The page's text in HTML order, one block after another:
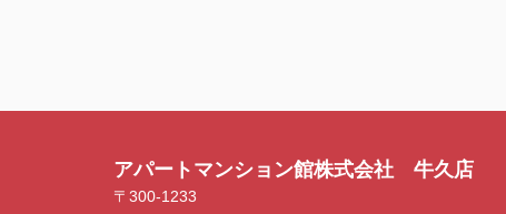
アパートマンション館株式会社 牛久店
〒300-1233